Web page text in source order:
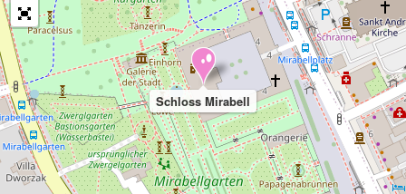
Schloss Mirabell